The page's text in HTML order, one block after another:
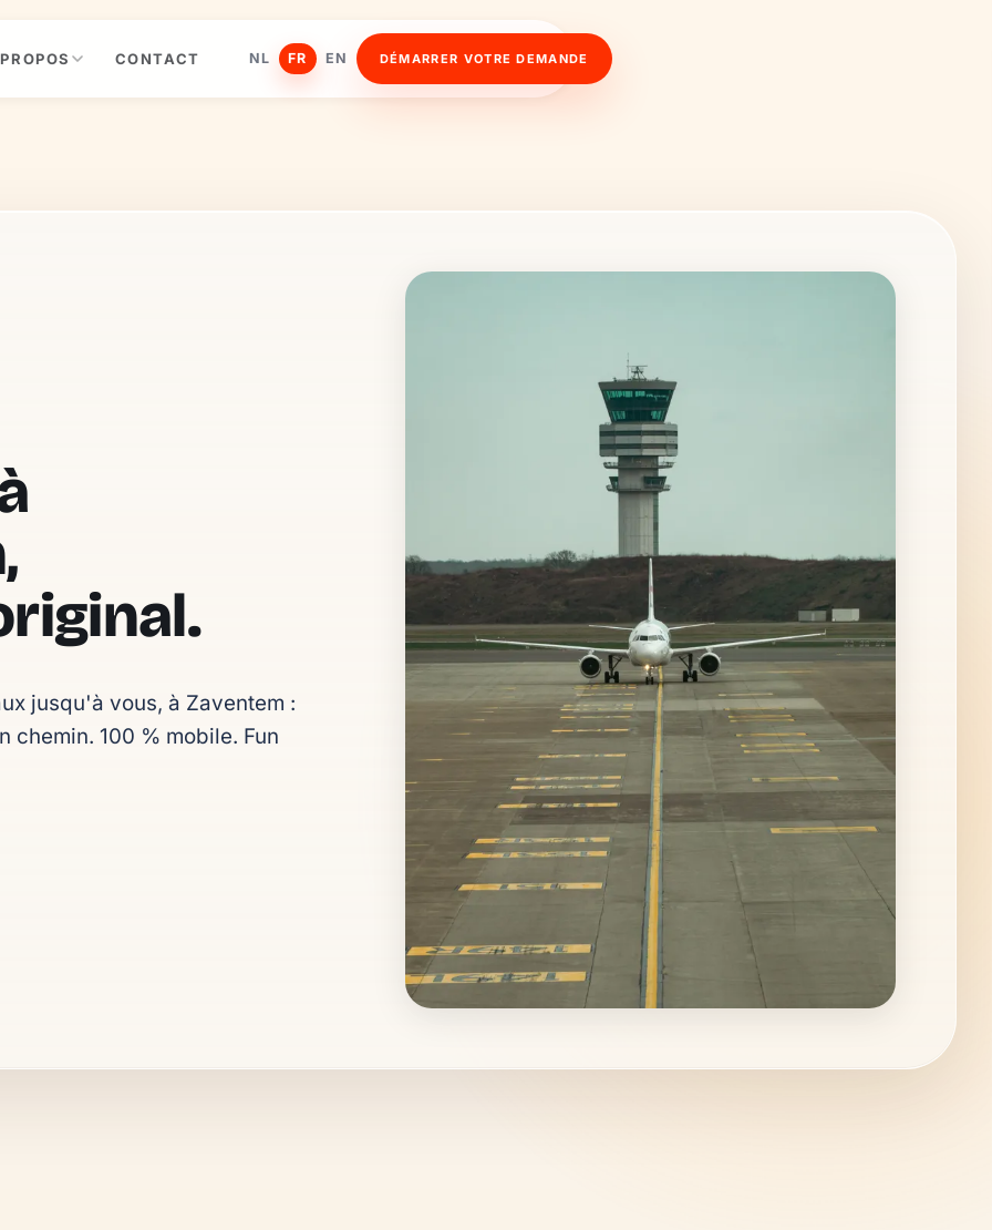
CONTACT NL FR EN DÉMARRER VOTRE DEMANDE
jusqu'à vous, à Zaventem :
chemin. 100 % mobile. Fun